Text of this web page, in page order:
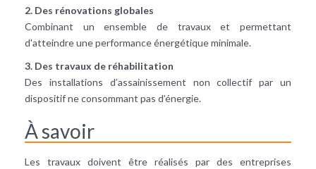
2. Des rénovations globales
Combinant un ensemble de travaux et permettant
d'atteindre une performance énergétique minimale.
3. Des travaux de réhabilitation
Des installations d’assainissement non collectif par un
dispositif ne consommant pas d’énergie.
À savoir
Les travaux doivent être réalisés par des entreprises